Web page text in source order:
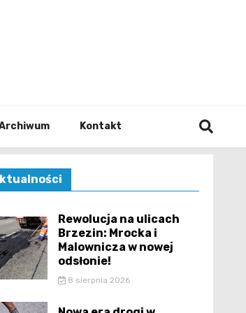
Kontakt
Rewolucja na ulicach
Brzezin: Mrocka i
Malownicza w nowej
odsłonie!
8 sierpnia 2026